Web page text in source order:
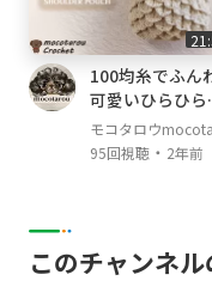
30g、約49m
1玉とちょっと使い
[使用したかぎ針]
100均糸でふん
可愛いひらひら
様の巾着ポーチ
編み方。かぎ針編
モコタロウ
95回視聴・ 2年前
このチャンネ